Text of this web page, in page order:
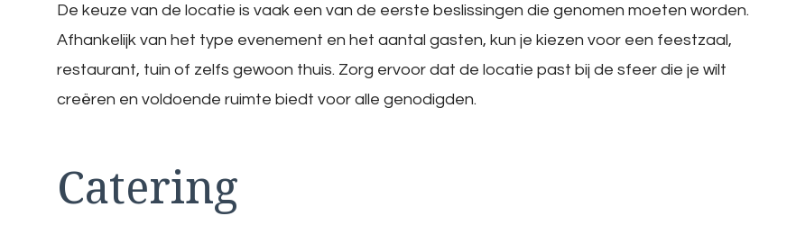
De keuze van de locatie is vaak een van de eerste beslissingen die genomen moeten worden.
Afhankelijk van het type evenement en het aantal gasten, kun je kiezen voor een feestzaal,
restaurant, tuin of zelfs gewoon thuis. Zorg ervoor dat de locatie past bij de sfeer die je wilt
creëren en voldoende ruimte biedt voor alle genodigden.
Catering